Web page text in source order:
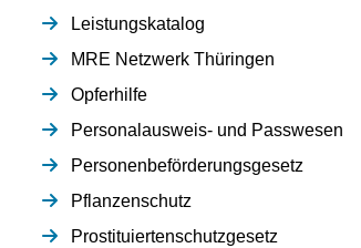
Leistungskatalog
MRE Netzwerk Thüringen
Opferhilfe
Personalausweis- und Passwesen
Personenbeförderungsgesetz
Pflanzenschutz
Prostituiertenschutzgesetz